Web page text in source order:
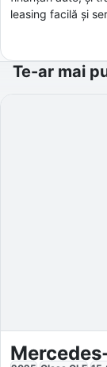
leasing facilă și
Te-ar mai